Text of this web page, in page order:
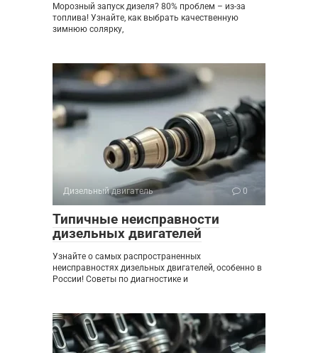
Морозный запуск дизеля? 80% проблем – из-за
топлива! Узнайте, как выбрать качественную
зимнюю солярку,
Дизельный двигатель 0
Типичные неисправности
дизельных двигателей
Узнайте о самых распространенных
неисправностях дизельных двигателей, особенно в
России! Советы по диагностике и